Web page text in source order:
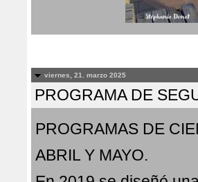
viernes, 21. marzo 2025
PROGRAMA DE
PROGRAMAS DE
ABRIL Y MAYO.